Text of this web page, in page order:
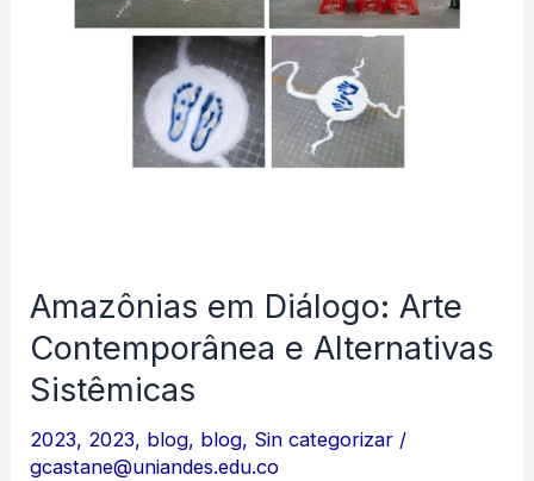
Amazônias em Diálogo: Arte
Contemporânea e Alternativas
Sistêmicas
2023, 2023, blog, blog, Sin categorizar /
gcastane@uniandes.edu.co